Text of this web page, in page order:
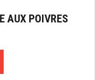
AUX POIVRES